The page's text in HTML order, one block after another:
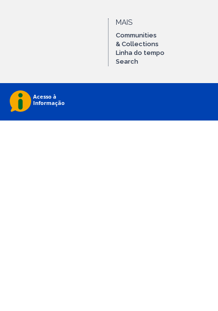
MAIS
Communities
& Collections
Linha do tempo
Search